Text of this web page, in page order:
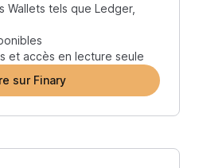
Wallets tels que Ledger,
et accès en lecture seule
sur Finary